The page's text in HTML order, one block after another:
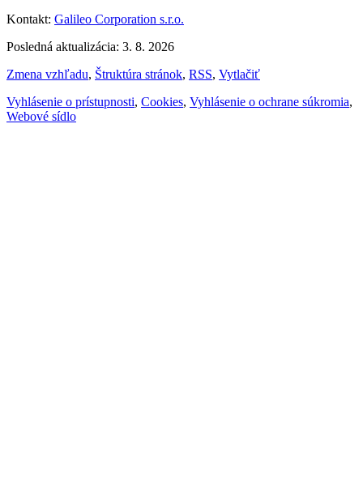
Kontakt: Galileo Corporation s.r.o.
Posledná aktualizácia: 3. 8. 2026
Zmena vzhľadu, Štruktúra stránok, RSS, Vytlačiť
Vyhlásenie o prístupnosti, Cookies, Vyhlásenie o ochrane súkromia,
Webové sídlo